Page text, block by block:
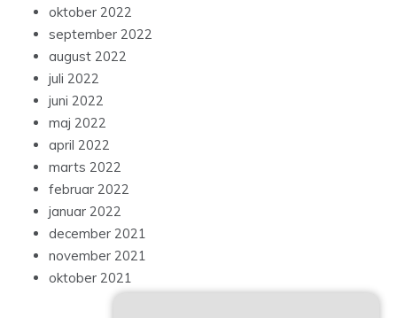
oktober 2022
september 2022
august 2022
juli 2022
juni 2022
maj 2022
april 2022
marts 2022
februar 2022
januar 2022
december 2021
november 2021
oktober 2021